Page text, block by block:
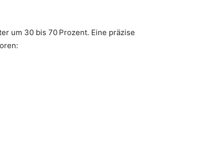
um 30 bis 70 Prozent. Eine präzise